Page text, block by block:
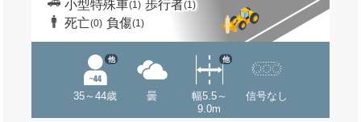
小型特殊車(1) 歩行者(1)
死亡(0) 負傷(1)
35～44歳
他
曇
幅5.5～
9.0m
他
信号なし